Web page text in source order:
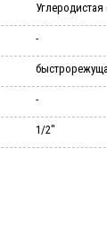
Углеродистая
-
-
1/2"